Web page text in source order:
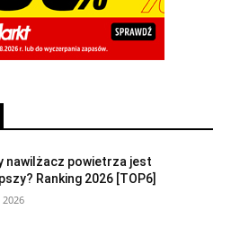
nawilżacz powietrza jest
Ranking 2026 [TOP6]